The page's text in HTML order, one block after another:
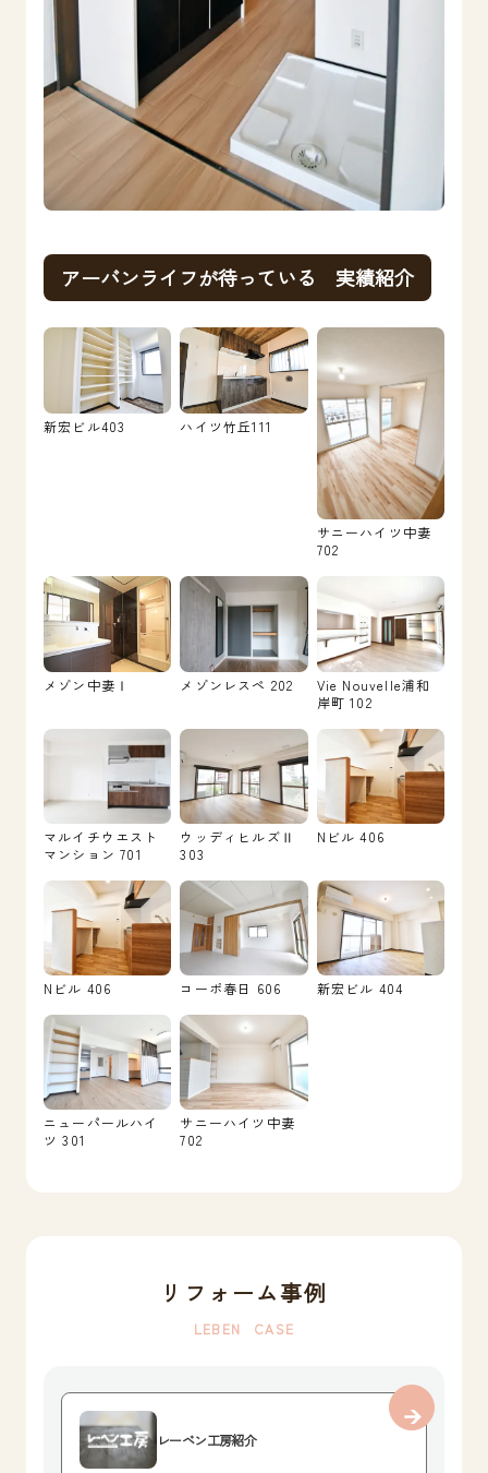
アーバンライフが待っている 実績紹介
新宏ビル403 ハイツ竹丘111
サニーハイツ中妻
702
メゾン中妻Ⅰ メゾンレスペ 202
Vie Nouvelle浦和
岸町 102
マルイチウエスト
マンション 701
ウッディヒルズⅡ
303
Nビル 406
Nビル 406 コーポ春日 606 新宏ビル 404
ニューパールハイ
ツ 301
サニーハイツ中妻
702
リフォーム事例
LEBEN CASE
レーベン工房紹介